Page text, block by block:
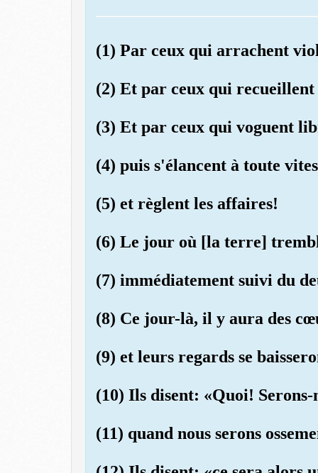
(1) Par ceux qui arrachent
(2) Et par ceux qui
(3) Et par ceux qui voguent
(4) puis s'élancent à toute
(5) et règlent les affaires!
(6) Le jour où [la terre]
(7) immédiatement suivi du
(8) Ce jour-là, il y aura des
(9) et leurs regards se
(10) Ils disent: «Quoi!
(11) quand nous serons